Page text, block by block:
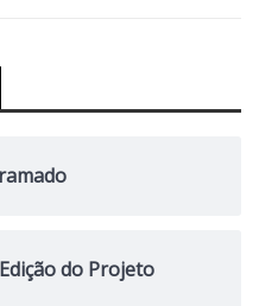
do Projeto